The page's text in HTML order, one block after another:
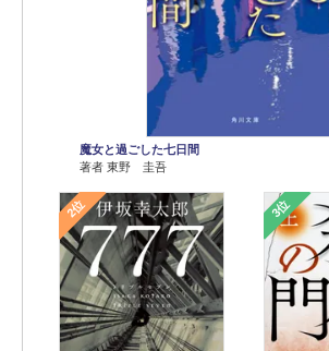
魔女と過ごした七日間
著者 東野 圭吾
2位 3位